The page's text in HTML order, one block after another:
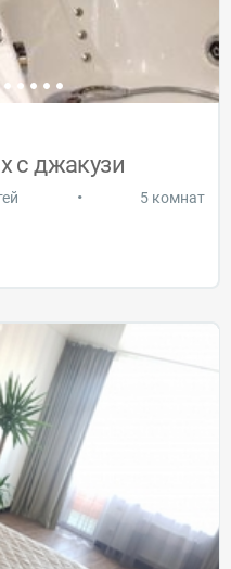
с джакузи
• 5 комнат